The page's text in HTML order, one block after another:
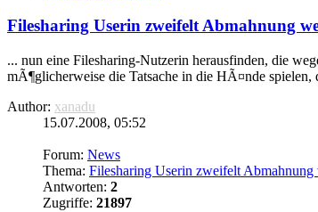
Filesharing Userin zweifelt Abmahnung
... nun eine Filesharing-Nutzerin herausfinden, die
mÃ¶glicherweise die Tatsache in die HÃ¤nde
Author: xanadu
15.07.2008, 05:52
Forum: News
Thema: Filesharing Userin zweifelt
Antworten: 2
Zugriffe: 21897